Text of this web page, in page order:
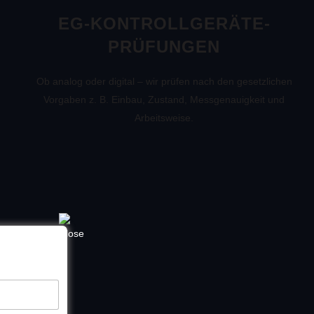
EG-KONTROLLGERÄTE-
PRÜFUNGEN
Ob analog oder digital – wir prüfen nach den gesetzlichen
Vorgaben z. B. Einbau, Zustand, Messgenauigkeit und
Arbeitsweise.